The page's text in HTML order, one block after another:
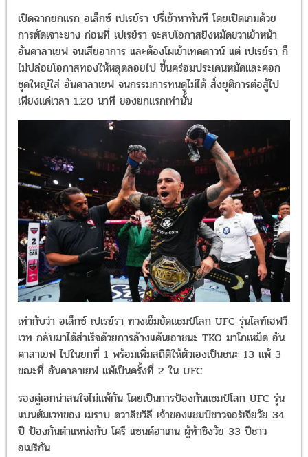
เปิดฉากยกแรก อเล็กซ์ เปเรย์รา ปรี่เข้าหาทันที โดยเปิดเกมด้วย
การตัดเจาะยาง ก่อนที่ เปเรย์รา จะสบโอกาสยิงหมัดขวาเข้าหน้า
อันคาลาเยฟ จนเสียอาการ และต้องโผเข้าเทคดาวน์ แต่ เปเรย์รา ก็
ไม่ปล่อยโอกาสทองให้หลุดลอยไป ขึ้นคร่อมประเคนหมัดและศอก
ชุดใหญ่ใส่ อันคาลาเยฟ จนกรรมการทนดูไม่ได้ สั่งยุติการต่อสู้ไป
เพียงแค่เวลา 1.20 นาที ของยกแรกเท่านั้น
เท่ากับว่า อเล็กซ์ เปเรย์รา ทวงเข็มขัดแชมป์โลก UFC รุ่นไลท์เฮฟวี
เวท กลับมาได้สำเร็จด้วยการล้างแค้นเอาชนะ TKO มาโกเหม็ด อัน
คาลาเยฟ ไปในยกที่ 1 พร้อมเพิ่มสถิติให้ตัวเองเป็นชนะ 13 แพ้ 3
ขณะที่ อันคาลาเยฟ แพ้เป็นครั้งที่ 2 ใน UFC
รองคู่เอกน่าสนใจไม่แพ้กัน โดยเป็นการป้องกันแชมป์โลก UFC รุ่น
แบนตัมเวทของ เมราบ ดวาลิชวิลี เจ้าของแชมป์ชาวจอร์เจียวัย 34
ปี ป้องกันตำแหน่งกับ โครี แซนด์ฮาเกน ผู้ท้าชิงวัย 33 ปีชาว
อเมริกัน